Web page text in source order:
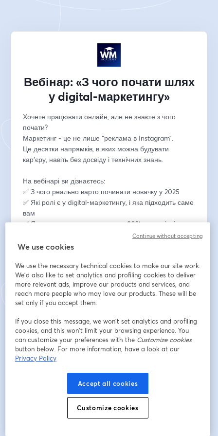
Вебінар: «З чого почати шлях
у digital-маркетингу»
Хочете працювати онлайн, але не знаєте з чого
почати?
Маркетинг - це не лише “реклама в Instagram”.
Це десятки напрямків, в яких можна будувати
кар’єру, навіть без досвіду і технічних знань.
На вебінарі ви дізнаєтесь:
✅ З чого реально варто починати новачку у 2025
✅ Які ролі є у digital-маркетингу, і яка підходить саме
вам
✅ Яких помилок припускаються 80% початківців
✅ Який шлях проходять фахівці від 0 до перших
замовлень
Для кого цей вебінар:
✅ Для тих, хто хоче опанувати нову професію
✅ Для мам у декреті, переселенців, фрілансерів
✅ Для молоді без досвіду
✅ Для спеціалістів, які хочуть перейти в digital
Email address *
We use cookies
We use the necessary technical cookies to make our site work.
We'd also like to set analytics and profiling cookies to deliver
more relevant ads, improve our products and services, and
reach more people who may love our products. These will be
set only if you accept them.
If you close this message, we won’t set analytics and profiling
cookies, and this won’t limit your browsing experience. You
can customize your preferences with the Customize cookies
button below. For more information, have a look at our
Privacy Policy
Accept all cookies
Customize cookies
Continue without accepting